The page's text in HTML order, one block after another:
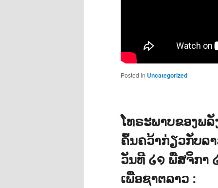
Posted in Uncategorized
ໂທຣະພາບຂອງພ
ຄົ້ນຄວ້າກ່ຽວກັບລ
ວັນທີ ໒໑ ພືສຈິກາ
ເພື່ອຊາຕລາວ :